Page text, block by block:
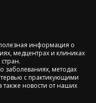
информация о
медцентрах и клиниках
заболеваниях, методах
с практикующими
также новости от наших